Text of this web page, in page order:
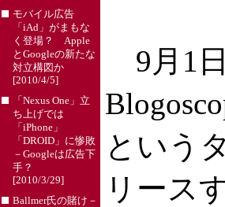
モバイル広告
「iAd」がまもな
く登場？ Apple
とGoogleの新たな
対立構図か
[2010/4/5]
「Nexus One」立
ち上げでは
「iPhone」
「DROID」に惨敗
－Googleは広告下
手？
[2010/3/29]
Ballmer氏の賭け－
9月1
という
リース